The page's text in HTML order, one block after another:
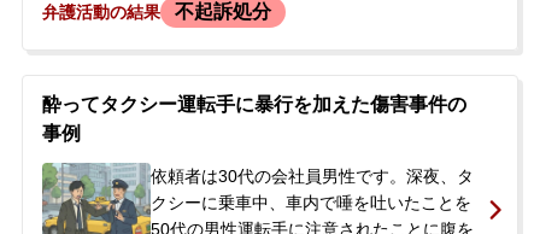
りました。しかし、この行為が暴行にあた
息子の逮捕を知らされ、「これからどうな
るのか」「何をすればいいのか分からな
は状況を把握するため、弁護士がご本人に
直接会って話を聞く初回接見を依頼されま
した。
弁護活動の結果 不起訴処分
酔ってタクシー運転手に暴行を加えた傷害事件の
事例
依頼者は30代の会社員男性です。深夜、タ
クシーに乗車中、車内で唾を吐いたことを
50代の男性運転手に注意されたことに腹を